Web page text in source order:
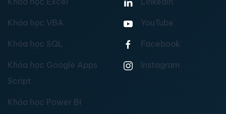
Khóa học VBA
Khóa học SQL
Khóa học Google Apps
Script
Khóa học Power BI
YouTube
Facebook
Instagram